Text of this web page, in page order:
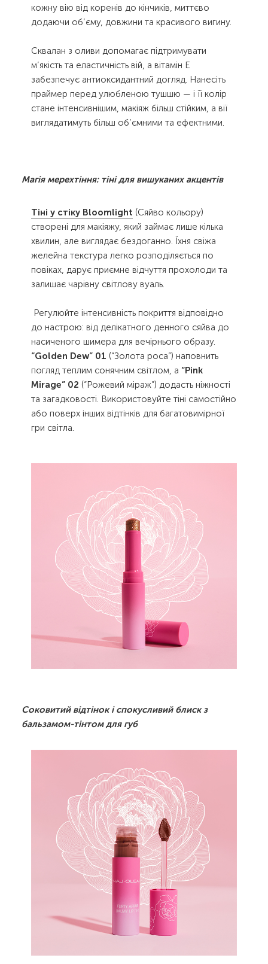
кожну вію від коренів до кінчиків, миттєво
додаючи об’єму, довжини та красивого вигину.
Сквалан з оливи допомагає підтримувати
м’якість та еластичність вій, а вітамін Е
забезпечує антиоксидантний догляд. Нанесіть
праймер перед улюбленою тушшю — і її колір
стане інтенсивнішим, макіяж більш стійким, а вії
виглядатимуть більш об’ємними та ефектними.
Магія мерехтіння: тіні для вишуканих акцентів
Тіні у стіку Bloomlight (Сяйво кольору)
створені для макіяжу, який займає лише кілька
хвилин, але виглядає бездоганно. Їхня свіжа
желейна текстура легко розподіляється по
повіках, дарує приємне відчуття прохолоди та
залишає чарівну світлову вуаль.
Регулюйте інтенсивність покриття відповідно
до настрою: від делікатного денного сяйва до
насиченого шимера для вечірнього образу.
“Golden Dew” 01 (“Золота роса”) наповнить
погляд теплим сонячним світлом, а “Pink
Mirage” 02 (“Рожевий міраж”) додасть ніжності
та загадковості. Використовуйте тіні самостійно
або поверх інших відтінків для багатовимірної
гри світла.
Соковитий відтінок і спокусливий блиск з
бальзамом-тінтом для губ